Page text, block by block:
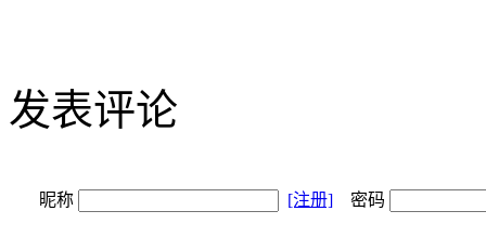
发表评论
昵称 [注册] 密码